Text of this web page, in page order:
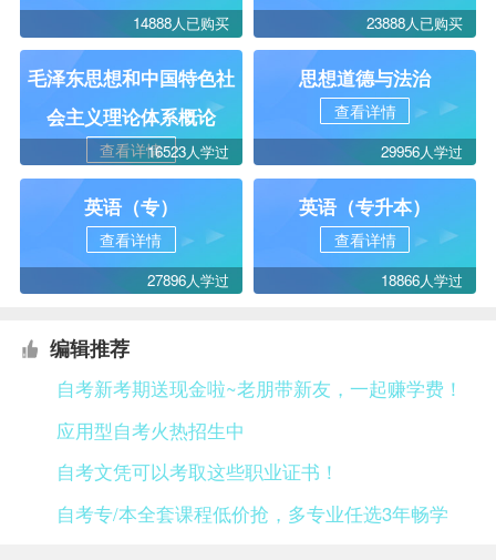
14888人已购买 23888人已购买
毛泽东思想和中国特色社
会主义理论体系概论
查看详情16523人学过
思想道德与法治
查看详情
29956人学过
英语（专）
查看详情
27896人学过
英语（专升本）
查看详情
18866人学过
编辑推荐
自考新考期送现金啦~老朋带新友，一起赚学费！
应用型自考火热招生中
自考文凭可以考取这些职业证书！
自考专/本全套课程低价抢，多专业任选3年畅学